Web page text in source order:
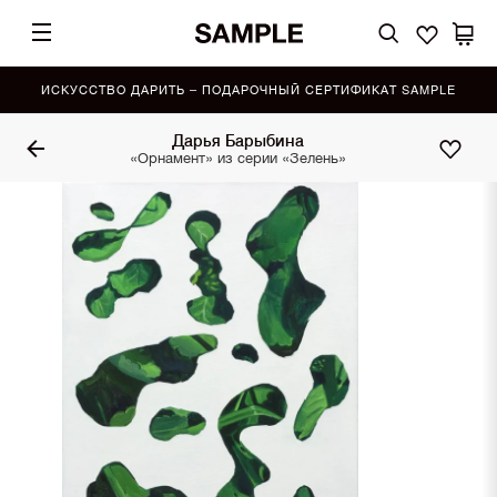
ИСКУССТВО ДАРИТЬ – ПОДАРОЧНЫЙ СЕРТИФИКАТ SAMPLE
Дарья Барыбина
«Орнамент» из серии «Зелень»